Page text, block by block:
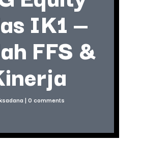
IK1 —
FFS &
| 0 comments